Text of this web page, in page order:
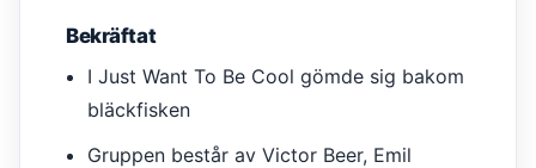
Bekräftat
I Just Want To Be Cool gömde sig bakom
bläckfisken
Gruppen består av Victor Beer, Emil